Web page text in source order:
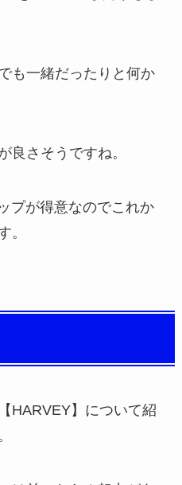
も一緒だったりと何か
良さそうですね。
プが得意なのでこれか
。
HARVEY】について紹